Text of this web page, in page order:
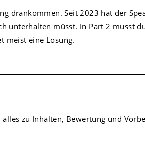
drankommen. Seit 2023 hat der
unterhalten müsst. In Part 2 musst
meist eine Lösung.
zu Inhalten, Bewertung und